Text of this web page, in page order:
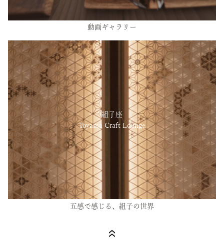
動画ギャラリー
組子座
Toyama Craft Lounge
五感で感じる、組子の世界